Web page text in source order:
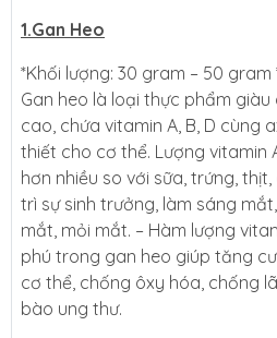
1.Gan Heo
*Khối lượng: 30 gram – 50 gram
Gan heo là loại thực phẩm
cao, chứa vitamin A, B, D cùng
thiết cho cơ thể. Lượng vitamin
hơn nhiều so với sữa, trứng,
trì sự sinh trưởng, làm sáng
mắt, mỏi mắt. – Hàm lượng
phú trong gan heo giúp tăng
cơ thể, chống ôxy hóa, chống
bào ung thư.